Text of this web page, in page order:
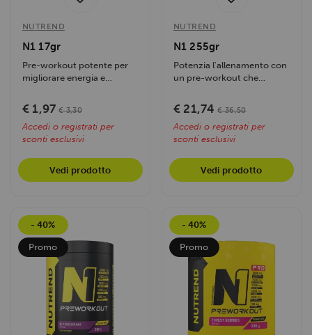
NUTREND
N1 17gr
Pre-workout potente per
migliorare energia e
corpo, ottimizza...
€ 1,97 € 3,30
Accedi o registrati per
sconti esclusivi
Vedi prodotto
NUTREND
N1 255gr
Potenzia l'allenamento con
un pre-workout che
resistenza,...
€ 21,74 € 36,50
Accedi o registrati per
sconti esclusivi
Vedi prodotto
- 40%
Promo
- 40%
Promo